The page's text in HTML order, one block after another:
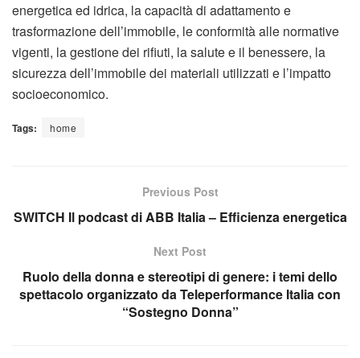
energetica ed idrica, la capacità di adattamento e
trasformazione dell’immobile, le conformità alle normative
vigenti, la gestione dei rifiuti, la salute e il benessere, la
sicurezza dell’immobile dei materiali utilizzati e l’impatto
socioeconomico.
Tags: home
Previous Post
SWITCH Il podcast di ABB Italia – Efficienza energetica
Next Post
Ruolo della donna e stereotipi di genere: i temi dello
spettacolo organizzato da Teleperformance Italia con
“Sostegno Donna”